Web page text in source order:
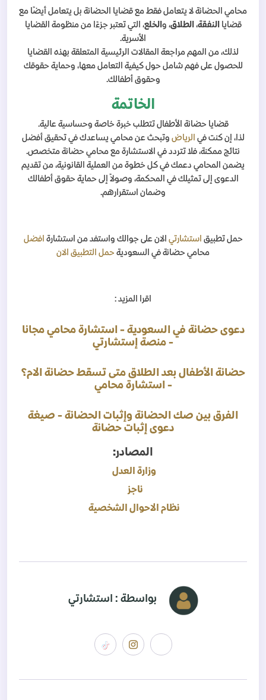
محامي الحضانة لا يتعامل فقط مع قضايا الحضانة بل يتعامل أيضًا مع
قضايا النفقة، الطلاق، و الخلع، التي تعتبر جزءًا من منظومة القضايا
الأسرية.
لذلك، من المهم مراجعة المقالات الرئيسية المتعلقة بهذه القضايا
للحصول على فهم شامل حول كيفية التعامل معها، وحماية حقوقك
وحقوق أطفالك.
الخاتمة
قضايا حضانة الأطفال تتطلب خبرة خاصة وحساسية عالية.
لذا، إن كنت في الرياض وتبحث عن محامي يساعدك في تحقيق أفضل
نتائج ممكنة، فلا تتردد في الاستشارة مع محامي حضانة متخصص.
يضمن المحامي دعمك في كل خطوة من العملية القانونية، من تقديم
الدعوى إلى تمثيلك في المحكمة، وصولاً إلى حماية حقوق أطفالك
وضمان استقرارهم.
حمل تطبيق استشارتي الان على جوالك واستفد من استشارة افضل
محامي حضانة في السعودية حمل التطبيق الان
اقرا المزيد :
دعوى حضانة في السعودية - استشارة محامي مجانا
- منصة إستشارتي
حضانة الأطفال بعد الطلاق متى تسقط حضانة الام؟
- استشارة محامي
الفرق بين صك الحضانة وإثبات الحضانة - صيغة
دعوى إثبات حضانة
المصادر:
وزارة العدل
ناجز
نظام الاحوال الشخصية
بواسطة : استشارتي